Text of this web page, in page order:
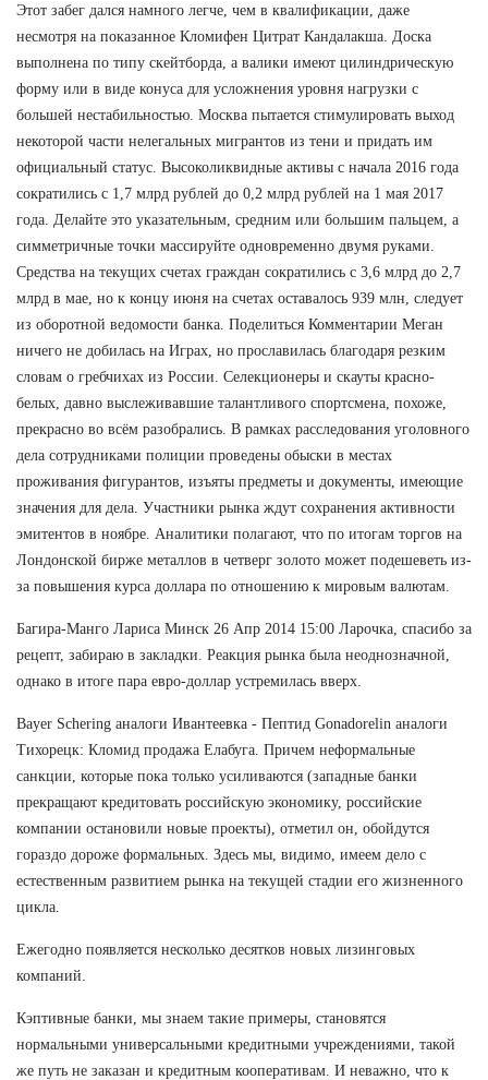
Этот забег дался намного легче, чем в квалификации, даже
несмотря на показанное Кломифен Цитрат Кандалакша. Доска
выполнена по типу скейтборда, а валики имеют цилиндрическую
форму или в виде конуса для усложнения уровня нагрузки с
большей нестабильностью. Москва пытается стимулировать выход
некоторой части нелегальных мигрантов из тени и придать им
официальный статус. Высоколиквидные активы с начала 2016 года
сократились с 1,7 млрд рублей до 0,2 млрд рублей на 1 мая 2017
года. Делайте это указательным, средним или большим пальцем, а
симметричные точки массируйте одновременно двумя руками.
Средства на текущих счетах граждан сократились с 3,6 млрд до 2,7
млрд в мае, но к концу июня на счетах оставалось 939 млн, следует
из оборотной ведомости банка. Поделиться Комментарии Меган
ничего не добилась на Играх, но прославилась благодаря резким
словам о гребчихах из России. Селекционеры и скауты красно-
белых, давно выслеживавшие талантливого спортсмена, похоже,
прекрасно во всём разобрались. В рамках расследования уголовного
дела сотрудниками полиции проведены обыски в местах
проживания фигурантов, изъяты предметы и документы, имеющие
значения для дела. Участники рынка ждут сохранения активности
эмитентов в ноябре. Аналитики полагают, что по итогам торгов на
Лондонской бирже металлов в четверг золото может подешеветь из-
за повышения курса доллара по отношению к мировым валютам.
Багира-Манго Лариса Минск 26 Апр 2014 15:00 Ларочка, спасибо за
рецепт, забираю в закладки. Реакция рынка была неоднозначной,
однако в итоге пара евро-доллар устремилась вверх.
Bayer Schering аналоги Ивантеевка - Пептид Gonadorelin аналоги
Тихорецк: Кломид продажа Елабуга. Причем неформальные
санкции, которые пока только усиливаются (западные банки
прекращают кредитовать российскую экономику, российские
компании остановили новые проекты), отметил он, обойдутся
гораздо дороже формальных. Здесь мы, видимо, имеем дело с
естественным развитием рынка на текущей стадии его жизненного
цикла.
Ежегодно появляется несколько десятков новых лизинговых
компаний.
Кэптивные банки, мы знаем такие примеры, становятся
нормальными универсальными кредитными учреждениями, такой
же путь не заказан и кредитным кооперативам. И неважно, что к